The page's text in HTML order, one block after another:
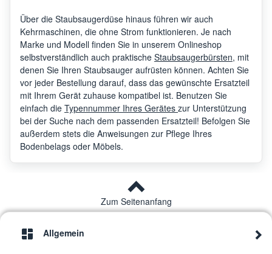
Über die Staubsaugerdüse hinaus führen wir auch
Kehrmaschinen, die ohne Strom funktionieren. Je nach
Marke und Modell finden Sie in unserem Onlineshop
selbstverständlich auch praktische Staubsaugerbürsten, mit
denen Sie Ihren Staubsauger aufrüsten können. Achten Sie
vor jeder Bestellung darauf, dass das gewünschte Ersatzteil
mit Ihrem Gerät zuhause kompatibel ist. Benutzen Sie
einfach die Typennummer Ihres Gerätes zur Unterstützung
bei der Suche nach dem passenden Ersatzteil! Befolgen Sie
außerdem stets die Anweisungen zur Pflege Ihres
Bodenbelags oder Möbels.
Zum Seitenanfang
Allgemein